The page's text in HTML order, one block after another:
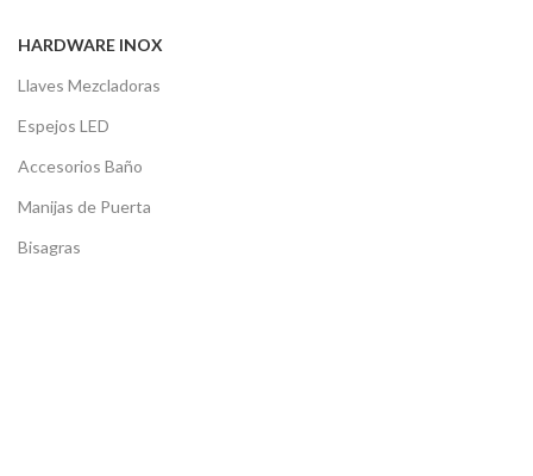
HARDWARE INOX
Llaves Mezcladoras
Espejos LED
Accesorios Baño
Manijas de Puerta
Bisagras